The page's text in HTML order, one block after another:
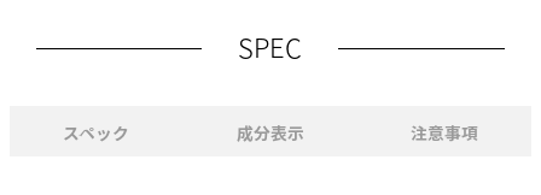
SPEC
スペック 成分表示 注意事項